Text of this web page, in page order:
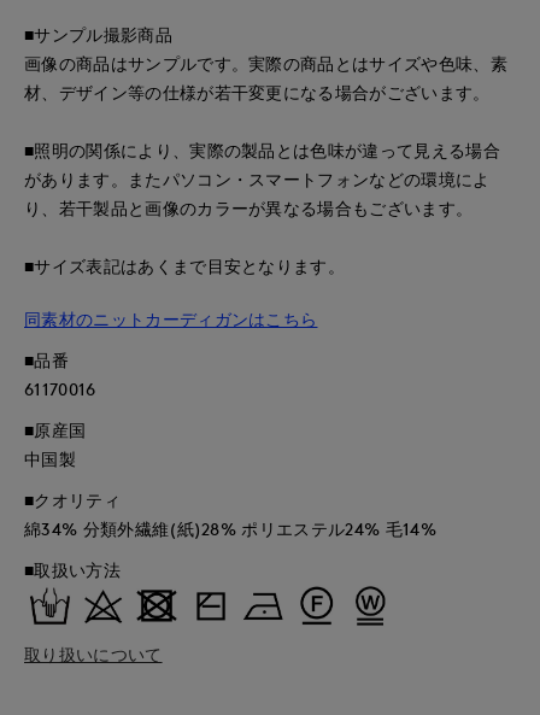
■サンプル撮影商品
画像の商品はサンプルです。実際の商品とはサイズや色味、素
材、デザイン等の仕様が若干変更になる場合がございます。
■照明の関係により、実際の製品とは色味が違って見える場合
があります。またパソコン・スマートフォンなどの環境によ
り、若干製品と画像のカラーが異なる場合もございます。
■サイズ表記はあくまで目安となります。
同素材のニットカーディガンはこちら
■品番
61170016
■原産国
中国製
■クオリティ
綿34% 分類外繊維(紙)28% ポリエステル24% 毛14%
■取扱い方法
取り扱いについて